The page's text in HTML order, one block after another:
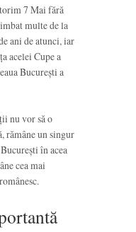
7 Mai fără
multe de la
ani de atunci, iar
acelei Cupe a
București a
nu vor să o
rămâne un singur
în acea
cea mai